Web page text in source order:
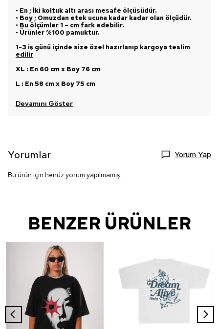
• En ; İki koltuk altı arası mesafe ölçüsüdür.
• Boy ; Omuzdan etek ucuna kadar kadar olan ölçüdür.
• Bu ölçümler 1 – cm fark edebilir.
• Ürünler %100 pamuktur.
1-3 iş günü içinde size özel hazırlanıp kargoya teslim
edilir
XL : En 60 cm x Boy 76 cm
L : En 58 cm x Boy 75 cm
Devamını Göster
Yorumlar Yorum Yap
Bu ürün için henüz yorum yapılmamış.
BENZER ÜRÜNLER